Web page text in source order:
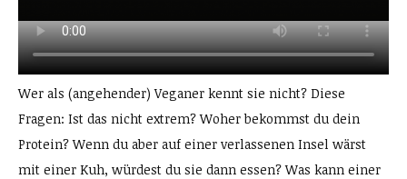
Wer als (angehender) Veganer kennt sie nicht? Diese
Fragen: Ist das nicht extrem? Woher bekommst du dein
Protein? Wenn du aber auf einer verlassenen Insel wärst
mit einer Kuh, würdest du sie dann essen? Was kann einer